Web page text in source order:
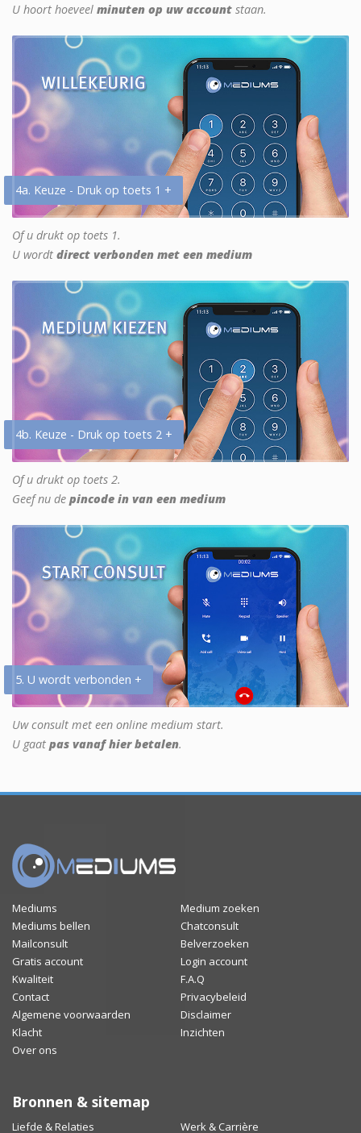
U hoort hoeveel minuten op uw account staan.
4a. Keuze - Druk op toets 1 +
Of u drukt op toets 1.
U wordt direct verbonden met een medium
4b. Keuze - Druk op toets 2 +
Of u drukt op toets 2.
Geef nu de pincode in van een medium
5. U wordt verbonden +
Uw consult met een online medium start.
U gaat pas vanaf hier betalen.
Mediums
Medium zoeken
Mediums bellen
Chatconsult
Mailconsult
Belverzoeken
Gratis account
Login account
Kwaliteit
F.A.Q
Contact
Privacybeleid
Algemene voorwaarden
Disclaimer
Klacht
Inzichten
Over ons
Bronnen & sitemap
Liefde & Relaties Werk & Carrière